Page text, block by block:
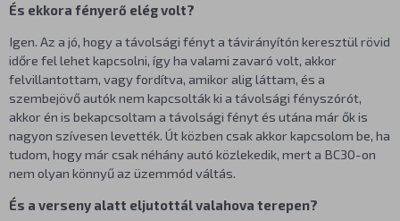
És ekkora fényerő elég volt?
Igen. Az a jó, hogy a távolsági fényt a távirányítón keresztül rövid
időre fel lehet kapcsolni, így ha valami zavaró volt, akkor
felvillantottam, vagy fordítva, amikor alig láttam, és a
szembejövő autók nem kapcsolták ki a távolsági fényszórót,
akkor én is bekapcsoltam a távolsági fényt és utána már ők is
nagyon szívesen levették. Út közben csak akkor kapcsolom be, ha
tudom, hogy már csak néhány autó közlekedik, mert a BC30-on
nem olyan könnyű az üzemmód váltás.
És a verseny alatt eljutottál valahova terepen?